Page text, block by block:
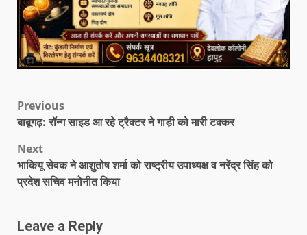
Previous
बाबूगढ़: रॉन्ग साइड आ रहे ट्रैक्टर ने गाड़ी को मारी टक्कर
Next
भाकियू सेवक ने आशुतोष शर्मा को राष्ट्रीय उपाध्यक्ष व नरेंद्र सिंह को
प्रदेश सचिव मनोनीत किया
Leave a Reply